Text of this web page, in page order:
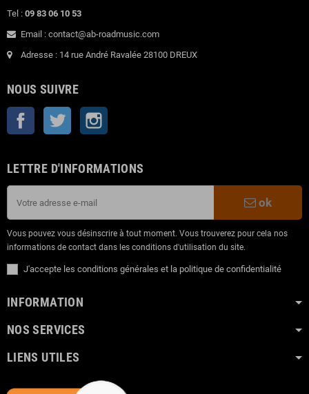
Tel : 09 83 06 10 53
Email : contact@ab-roadmusic.com
Adresse : 14 rue André Ravalée 28100 DREUX
NOUS SUIVRE
Facebook Twitter
LETTRE D'INFORMATIONS
ok
Vous pouvez vous désinscrire à tout moment. Vous trouverez pour cela nos
informations de contact dans les conditions d'utilisation du site.
J'accepte les conditions générales et la politique de confidentialité
INFORMATION
NOS SERVICES
LIENS UTILES